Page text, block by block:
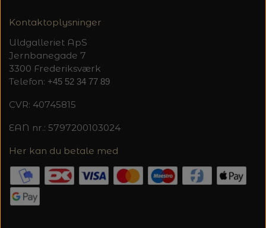
Kontaktoplysninger
Uldgalleriet ApS
Jernbanegade 7
3300 Frederiksværk
Telefon: +45 52 34 77 89
CVR: 40745815
EAN nr.: 5797200103024
Her kan du betale med